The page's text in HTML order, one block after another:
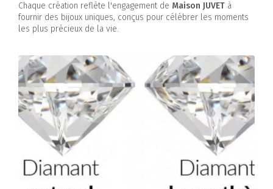
Chaque création reflète l'engagement de Maison JUVET à
fournir des bijoux uniques, conçus pour célébrer les moments
les plus précieux de la vie.